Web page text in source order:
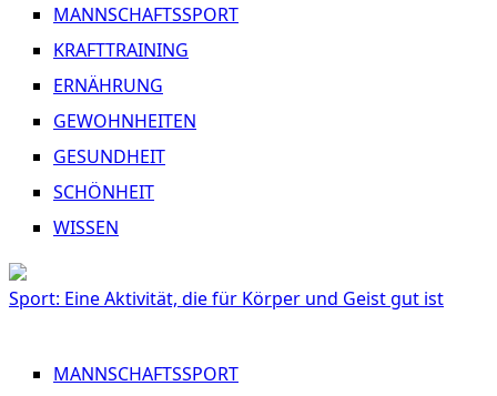
MANNSCHAFTSSPORT
KRAFTTRAINING
ERNÄHRUNG
GEWOHNHEITEN
GESUNDHEIT
SCHÖNHEIT
WISSEN
Sport: Eine Aktivität, die für Körper und Geist gut ist
MANNSCHAFTSSPORT